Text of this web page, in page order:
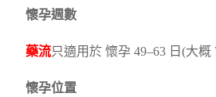
懷孕週數
藥流只適用於 懷孕 49–63 日(大
懷孕位置